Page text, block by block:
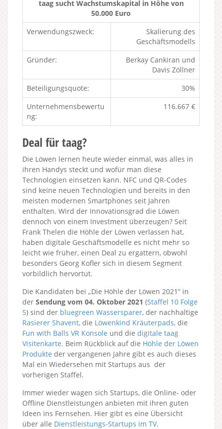
taag sucht Wachstumskapital in Höhe von
50.000 Euro
Verwendungszweck:
Skalierung des
Geschäftsmodells
Gründer:
Berkay Cankiran und
Davis Zöllner
Beteiligungsquote:
30%
Unternehmensbewertu
ng:
116.667 €
Deal für taag?
Die Löwen lernen heute wieder einmal, was alles in
ihren Handys steckt und wofür man diese
Technologien einsetzen kann. NFC und QR-Codes
sind keine neuen Technologien und bereits in den
meisten modernen Smartphones seit Jahren
enthalten. Wird der Innovationsgrad die Löwen
dennoch von einem Investment überzeugen? Seit
Frank Thelen die Höhle der Löwen verlassen hat,
haben digitale Geschäftsmodelle es nicht mehr so
leicht wie früher, einen Deal zu ergattern, obwohl
besonders Georg Kofler sich in diesem Segment
vorbildlich hervortut.
Die Kandidaten bei „Die Höhle der Löwen 2021“ in
der Sendung vom 04. Oktober 2021 (Staffel 10 Folge
5) sind der bluegreen Wassersparer, der nachhaltige
Rasierer Shavent, die Löwenkind Kräuterpads, die
Fun with Balls VR Konsole und die digitale taag
Visitenkarte. Beim Rückblick auf die Höhle der Löwen
Produkte der vergangenen Jahre gibt es auch dieses
Mal ein Wiedersehen mit Startups aus der
vorherigen Staffel.
Immer wieder wagen sich Startups, die Online- oder
Offline Dienstleistungen anbieten mit ihren guten
Ideen ins Fernsehen. Hier gibt es eine Übersicht
über alle Dienstleistungs-Startups im TV.